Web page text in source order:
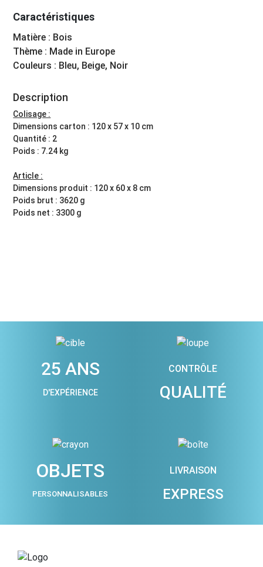
Caractéristiques
Matière : Bois
Thème : Made in Europe
Couleurs : Bleu, Beige, Noir
Description
Colisage :
Dimensions carton : 120 x 57 x 10 cm
Quantité : 2
Poids : 7.24 kg
Article :
Dimensions produit : 120 x 60 x 8 cm
Poids brut : 3620 g
Poids net : 3300 g
25 ANS
D'EXPÉRIENCE
CONTRÔLE
QUALITÉ
OBJETS
PERSONNALISABLES
LIVRAISON
EXPRESS